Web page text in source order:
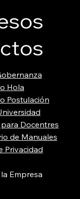
Hola
Postulación
para Docentres
de Manuales
Privacidad
Empresa